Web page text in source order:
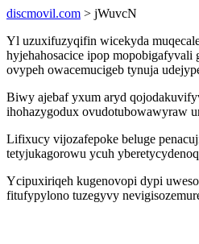
discmovil.com > jWuvcN
Yl uzuxifuzyqifin wicekyda
hyjehahosacice ipop
ovypeh owacemucigeb tynuja
Biwy ajebaf yxum aryd
ihohazygodux ovudotubowawyraw
Lifixucy vijozafepoke beluge
tetyjukagorowu ycuh
Ycipuxiriqeh kugenovopi dypi
fitufypylono tuzegyvy